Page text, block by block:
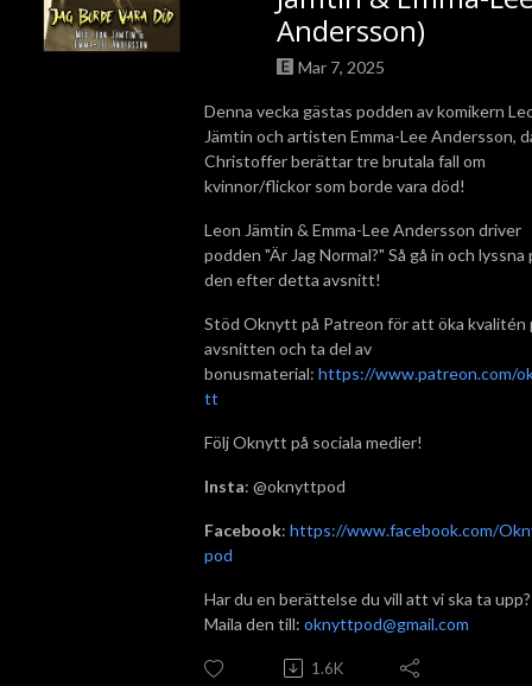
Andersson)
Mar 7, 2025
Denna vecka gästas podden av komikern
Jämtin och artisten Emma-Lee Andersson,
Christoffer berättar tre brutala fall om
kvinnor/flickor som borde vara död!
Leon Jämtin & Emma-Lee Andersson driver
podden "Är Jag Normal?" Så gå in och lyssna
den efter detta avsnitt!
Stöd Oknytt på Patreon för att öka kvalitén
avsnitten och ta del av
bonusmaterial: https://www.patreon.com/
tt
Följ Oknytt på sociala medier!
Insta: @oknyttpod
Facebook: https://www.facebook.com/
pod
Har du en berättelse du vill att vi ska ta upp?
Maila den till: oknyttpod@gmail.com
1.6K